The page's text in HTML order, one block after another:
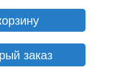
заказ